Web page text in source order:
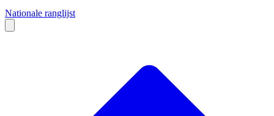
Nationale ranglijst